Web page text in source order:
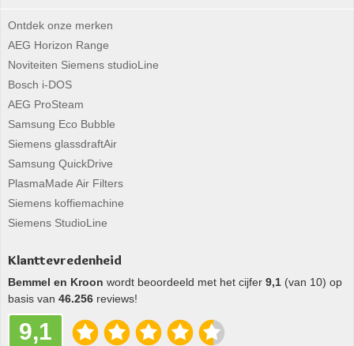
Ontdek onze merken
AEG Horizon Range
Noviteiten Siemens studioLine
Bosch i-DOS
AEG ProSteam
Samsung Eco Bubble
Siemens glassdraftAir
Samsung QuickDrive
PlasmaMade Air Filters
Siemens koffiemachine
Siemens StudioLine
Klanttevredenheid
Bemmel en Kroon wordt beoordeeld met het cijfer 9,1 (van 10) op
basis van 46.256 reviews!
9,1